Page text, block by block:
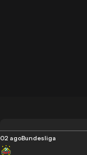
02 agoBundesliga